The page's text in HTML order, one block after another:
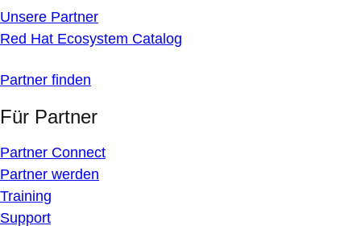
Unsere Partner
Red Hat Ecosystem Catalog
Partner finden
Für Partner
Partner Connect
Partner werden
Training
Support